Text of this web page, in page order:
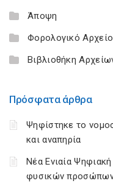
Άποψη
Φορολογικό Αρχείο
Βιβλιοθήκη
Πρόσφατα άρθρα
Ψηφίστηκε το
και αναπηρία
Νέα Ενιαία
φυσικών